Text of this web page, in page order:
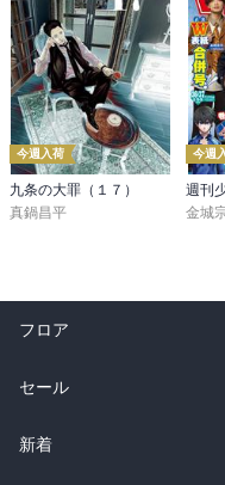
今週入荷
九条の大罪（１７）
真鍋昌平
今週
金城
フロア
総合
ラノベ
セール
総合
新着